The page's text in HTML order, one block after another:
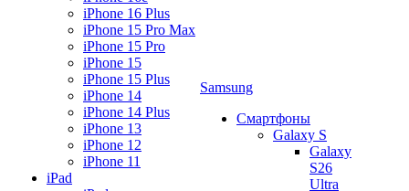
iPhone 16 Plus
iPhone 15 Pro Max
iPhone 15 Pro
iPhone 15
iPhone 15 Plus
iPhone 14
iPhone 14 Plus
iPhone 13
iPhone 12
iPhone 11
iPad
Samsung
Смартфоны
Galaxy S
Galaxy
S26
Ultra